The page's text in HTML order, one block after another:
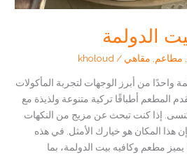
الدولمة
مطاعم مقاهي /
kholoud
واحدًا من أبرز الوجهات لتجربة المأكولات
المطعم أطباقًا تركية متنوعة ولذيذة مع
إذا كنت تبحث عن مزيج من النكهات
هذا المكان هو خيارك الأمثل. في هذه
مطعم وكافيه بيت الدولمة، بما